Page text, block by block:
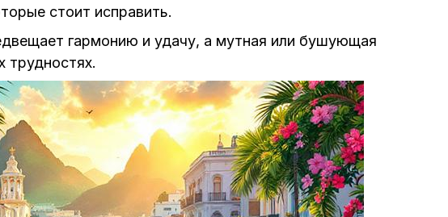
стоит исправить.
гармонию и удачу, а мутная или бушующая